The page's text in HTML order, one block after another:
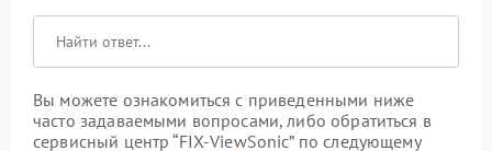
Вы можете ознакомиться с приведенными ниже
часто задаваемыми вопросами, либо обратиться в
сервисный центр “FIX-ViewSonic” по следующему